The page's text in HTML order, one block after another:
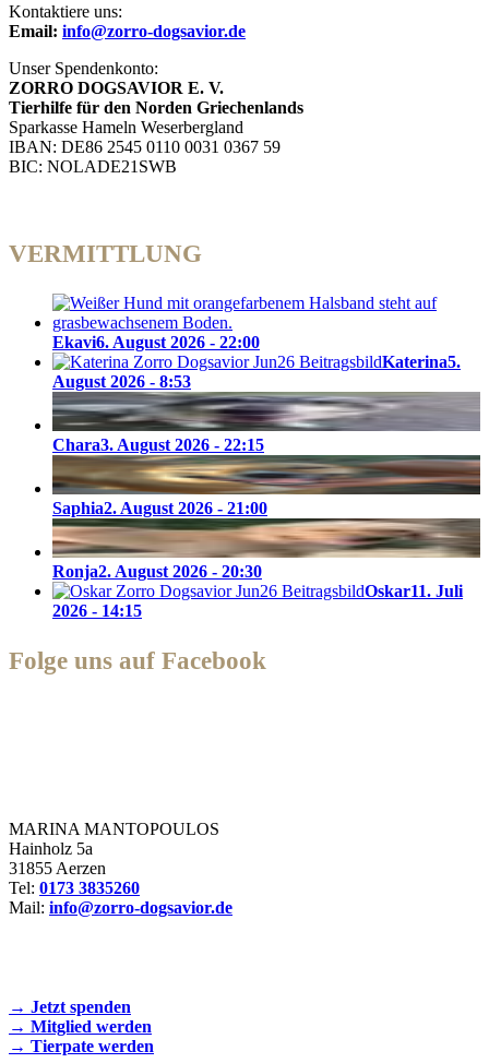
Kontaktiere uns:
Email: info@zorro-dogsavior.de
Unser Spendenkonto:
ZORRO DOGSAVIOR E. V.
Tierhilfe für den Norden Griechenlands
Sparkasse Hameln Weserbergland
IBAN: DE86 2545 0110 0031 0367 59
BIC: NOLADE21SWB
VERMITTLUNG
Ekavi6. August 2026 - 22:00
Katerina5.
August 2026 - 8:53
Chara3. August 2026 - 22:15
Saphia2. August 2026 - 21:00
Ronja2. August 2026 - 20:30
Oskar11. Juli
2026 - 14:15
Folge uns auf Facebook
MARINA MANTOPOULOS
Hainholz 5a
31855 Aerzen
Tel: 0173 3835260
Mail: info@zorro-dogsavior.de
→ Jetzt spenden
→ Mitglied werden
→ Tierpate werden